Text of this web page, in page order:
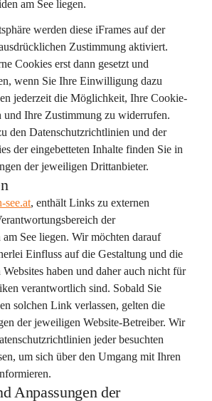
am See liegen.
werden diese iFrames auf der
Zustimmung aktiviert.
Cookies erst dann gesetzt und
wenn Sie Ihre Einwilligung dazu
jederzeit die Möglichkeit, Ihre Cookie-
und Ihre Zustimmung zu widerrufen.
den Datenschutzrichtlinien und der
der eingebetteten Inhalte finden Sie in
der jeweiligen Drittanbieter.
see.at, enthält Links zu externen
der
See liegen. Wir möchten darauf
Einfluss auf die Gestaltung und die
haben und daher auch nicht für
verantwortlich sind. Sobald Sie
solchen Link verlassen, gelten die
der jeweiligen Website-Betreiber. Wir
jeder besuchten
um sich über den Umgang mit Ihren
Anpassungen der